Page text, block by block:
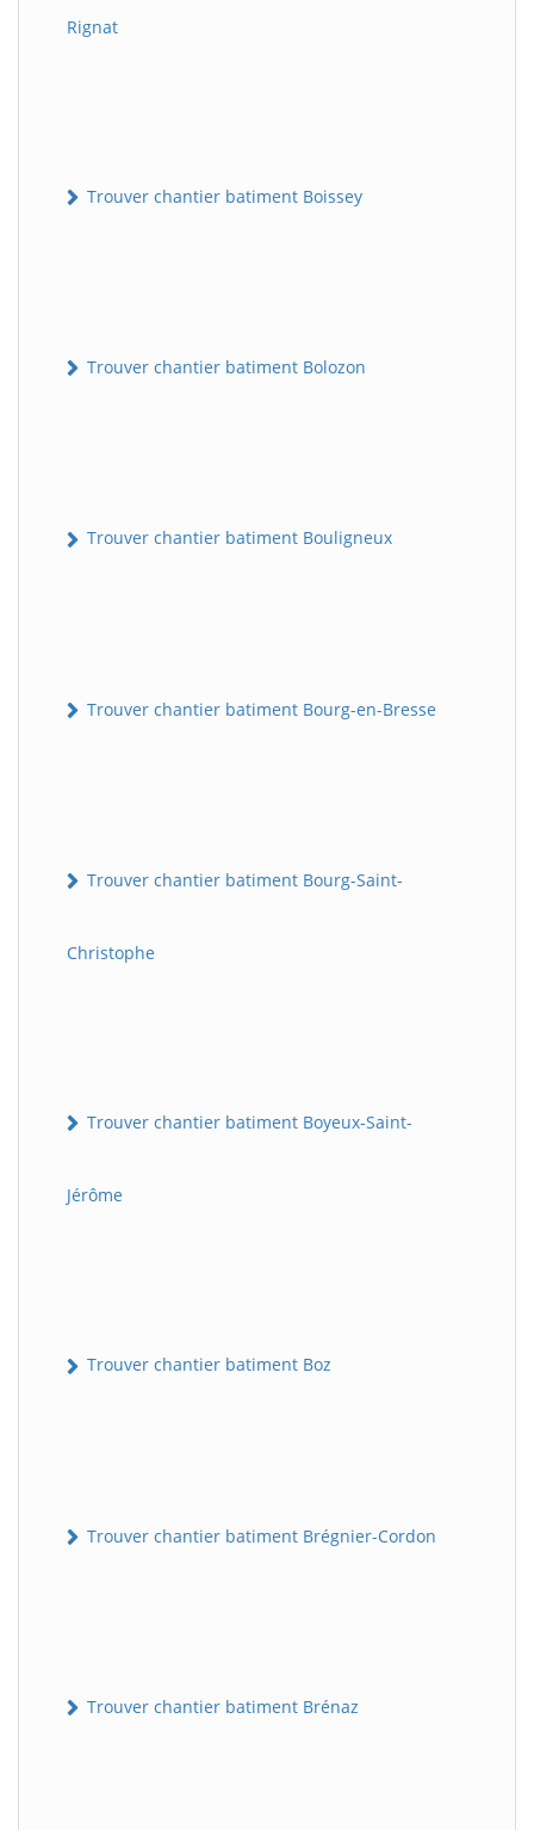
Rignat
Trouver chantier batiment Boissey
Trouver chantier batiment Bolozon
Trouver chantier batiment Bouligneux
Trouver chantier batiment Bourg-en-Bresse
Trouver chantier batiment Bourg-Saint-
Christophe
Trouver chantier batiment Boyeux-Saint-
Jérôme
Trouver chantier batiment Boz
Trouver chantier batiment Brégnier-Cordon
Trouver chantier batiment Brénaz